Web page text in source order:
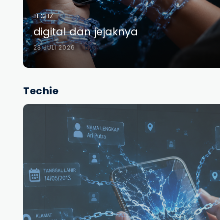
TECHZ
digital dan jejaknya
23 JULI 2026 0
Techie